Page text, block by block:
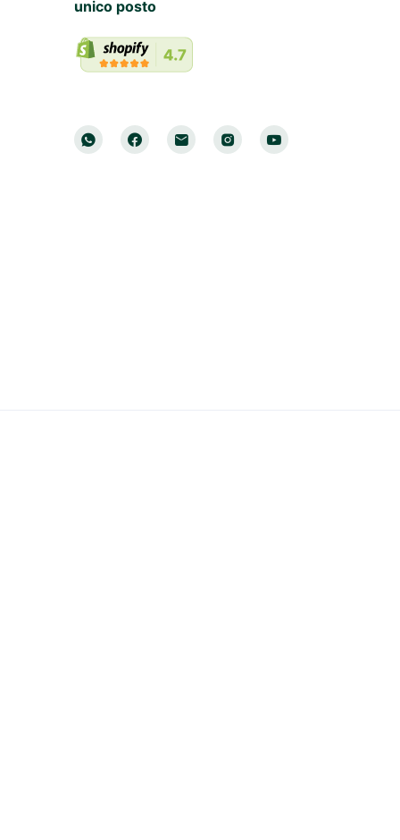
unico posto